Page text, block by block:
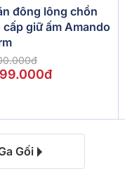
đông lông chồn
cấp giữ ấm Amando
Gối